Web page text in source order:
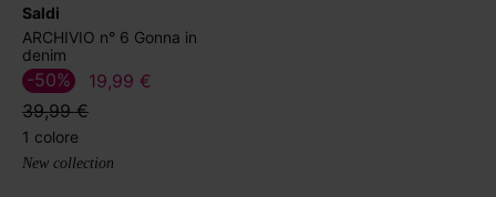
Saldi
ARCHIVIO n° 6 Gonna in
denim
19,99 €
39,99 €
-50%
1 colore
New collection